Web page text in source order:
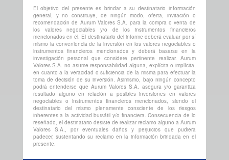
El objetivo del presente es brindar a su destinatario información
general, y no constituye, de ningún modo, oferta, invitación o
recomendación de Aurum Valores S.A. para la compra o venta de
los valores negociables y/o de los instrumentos financieros
mencionados en él. El destinatario del informe deberá evaluar por sí
mismo la conveniencia de la inversión en los valores negociables o
instrumentos financieros mencionados y deberá basarse en la
investigación personal que considere pertinente realizar. Aurum
Valores S.A. no asume responsabilidad alguna, explícita o implícita,
en cuanto a la veracidad o suficiencia de la misma para efectuar la
toma de decisión de su inversión. Asimismo, bajo ningún concepto
podrá entenderse que Aurum Valores S.A. asegura y/o garantiza
resultado alguno en relación a posibles inversiones en valores
negociables o instrumentos financieros mencionados, siendo el
destinatario del mismo plenamente consciente de los riesgos
inherentes a la actividad bursátil y/o financiera. Consecuencia de lo
reseñado, el destinatario desiste de realizar reclamo alguno a Aurum
Valores S.A., por eventuales daños y perjuicios que pudiera
padecer, sustentando su reclamo en la información brindada en el
presente.